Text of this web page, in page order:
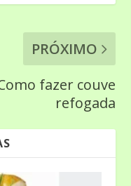
PRÓXIMO
fazer couve
refogada